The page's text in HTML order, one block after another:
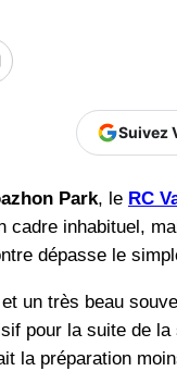
Suivez
Park, le RC
cadre inhabituel,
dépasse le
un très beau
pour la suite de
la préparation